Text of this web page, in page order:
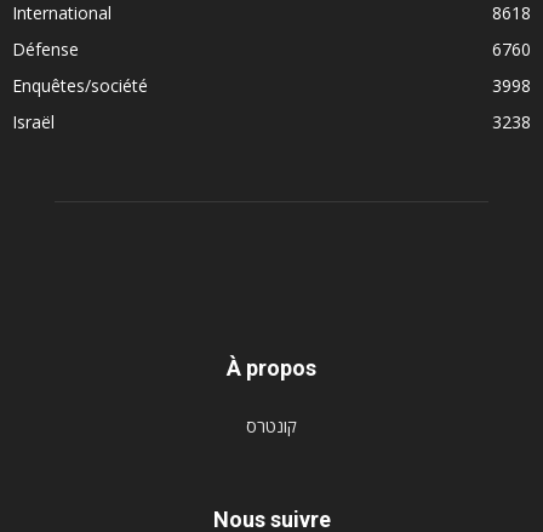
International
8618
Défense
6760
Enquêtes/société
3998
Israël
3238
À propos
קונטרס
Nous suivre